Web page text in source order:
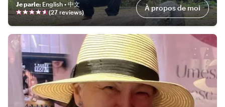
Je parle: English • 中文
(27reviews) À propos de moi